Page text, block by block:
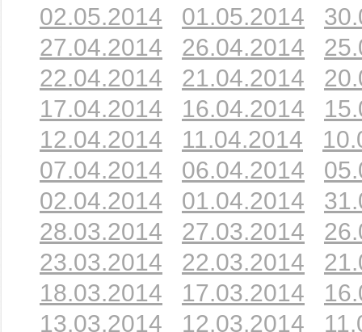
02.05.2014
01.05.2014
27.04.2014
26.04.2014
22.04.2014
21.04.2014
17.04.2014
16.04.2014
12.04.2014
11.04.2014
07.04.2014
06.04.2014
02.04.2014
01.04.2014
28.03.2014
27.03.2014
23.03.2014
22.03.2014
18.03.2014
17.03.2014
13.03.2014
12.03.2014